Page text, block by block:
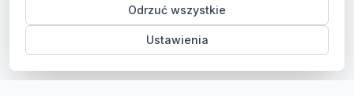
Ustawienia
Odrzuć wszystkie